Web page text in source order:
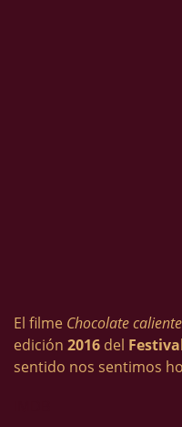
El filme Chocolate caliente
edición 2016 del
sentido nos sentimos